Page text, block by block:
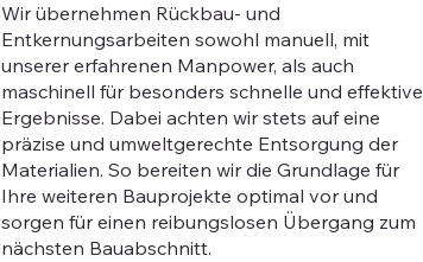
Wir übernehmen Rückbau- und
Entkernungsarbeiten sowohl manuell, mit
unserer erfahrenen Manpower, als auch
maschinell für besonders schnelle und effektive
Ergebnisse. Dabei achten wir stets auf eine
präzise und umweltgerechte Entsorgung der
Materialien. So bereiten wir die Grundlage für
Ihre weiteren Bauprojekte optimal vor und
sorgen für einen reibungslosen Übergang zum
nächsten Bauabschnitt.